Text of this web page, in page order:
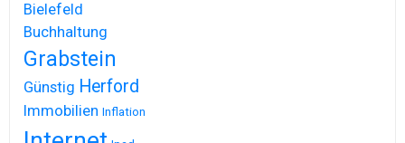
Bielefeld
Buchhaltung
Grabstein
Günstig Herford
Immobilien Inflation